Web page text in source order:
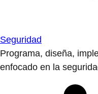
Seguridad
Programa, diseña,
enfocado en la